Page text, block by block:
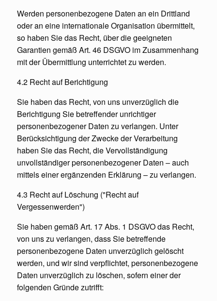
Werden personenbezogene Daten an ein Drittland
oder an eine internationale Organisation übermittelt,
so haben Sie das Recht, über die geeigneten
Garantien gemäß Art. 46 DSGVO im Zusammenhang
mit der Übermittlung unterrichtet zu werden.
4.2 Recht auf Berichtigung
Sie haben das Recht, von uns unverzüglich die
Berichtigung Sie betreffender unrichtiger
personenbezogener Daten zu verlangen. Unter
Berücksichtigung der Zwecke der Verarbeitung
haben Sie das Recht, die Vervollständigung
unvollständiger personenbezogener Daten – auch
mittels einer ergänzenden Erklärung – zu verlangen.
4.3 Recht auf Löschung ("Recht auf
Vergessenwerden")
Sie haben gemäß Art. 17 Abs. 1 DSGVO das Recht,
von uns zu verlangen, dass Sie betreffende
personenbezogene Daten unverzüglich gelöscht
werden, und wir sind verpflichtet, personenbezogene
Daten unverzüglich zu löschen, sofern einer der
folgenden Gründe zutrifft: